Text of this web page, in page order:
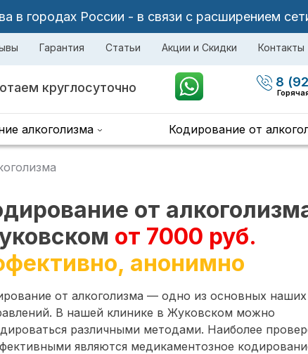
в городах России - в связи с расширением
Гарантия Статьи Акции и Скидки Контакты
круглосуточно 8
алкоголизма Кодирование от
от
от 7000 руб.
анонимно
от алкоголизма — одно из основных наших
В нашей клинике в Жуковском можно
различными методами. Наиболее
являются медикаментозное